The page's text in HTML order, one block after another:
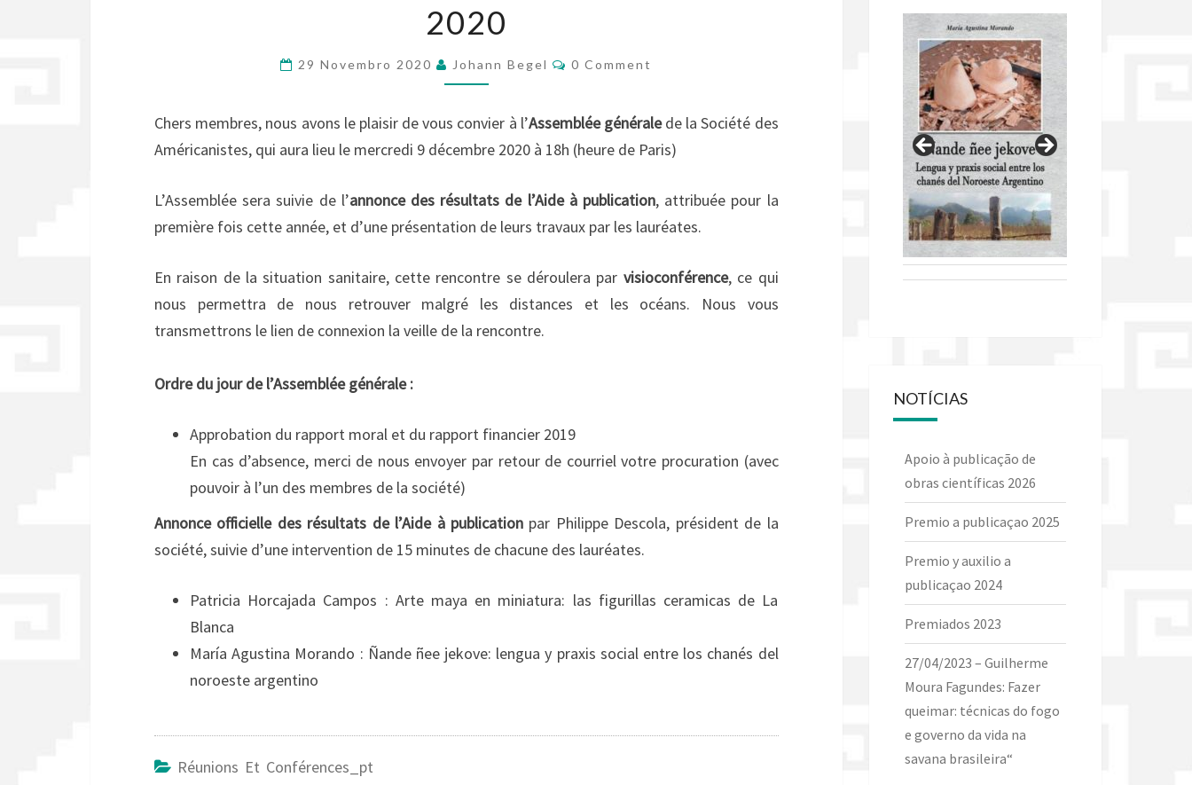
ASSEMBLÉIA
GERAL
2020
2020
29 Novembro 2020 Johann Begel Comments
0 Comment
Chers membres, nous avons le plaisir de vous convier à l’Assemblée généralede la Société des
Américanistes, qui aura lieu le mercredi 9 décembre 2020 à 18h (heure de Paris)
L’Assemblée sera suivie de l’annonce des résultats de l’Aide à publication, attribuée pour la
première fois cette année, et d’une présentation de leurs travaux par les lauréates.
En raison de la situation sanitaire, cette rencontre se déroulera par visioconférence, ce qui
nous permettra de nous retrouver malgré les distances et les océans. Nous vous
transmettrons le lien de connexion la veille de la rencontre.
Ordre du jour de l’Assemblée générale :
Approbation du rapport moral et du rapport financier 2019
En cas d’absence, merci de nous envoyer par retour de courriel votre procuration (avec
pouvoir à l’un des membres de la société)
Annonce officielle des résultats de l’Aide à publicationpar Philippe Descola, président de la
société, suivie d’une intervention de 15 minutes de chacune des lauréates.
Patricia Horcajada Campos : Arte maya en miniatura: las figurillas ceramicas de La
Blanca
María Agustina Morando : Ñande ñee jekove: lengua y praxis social entre los chanés del
noroeste argentino
Réunions Et Conférences_pt
NOTÍCIAS
Apoio à publicação de
obras científicas 2026
Premio a publicaçao 2025
Premio y auxilio a
publicaçao 2024
Premiados 2023
27/04/2023 – Guilherme
Moura Fagundes: Fazer
queimar: técnicas do fogo
e governo da vida na
savana brasileira“